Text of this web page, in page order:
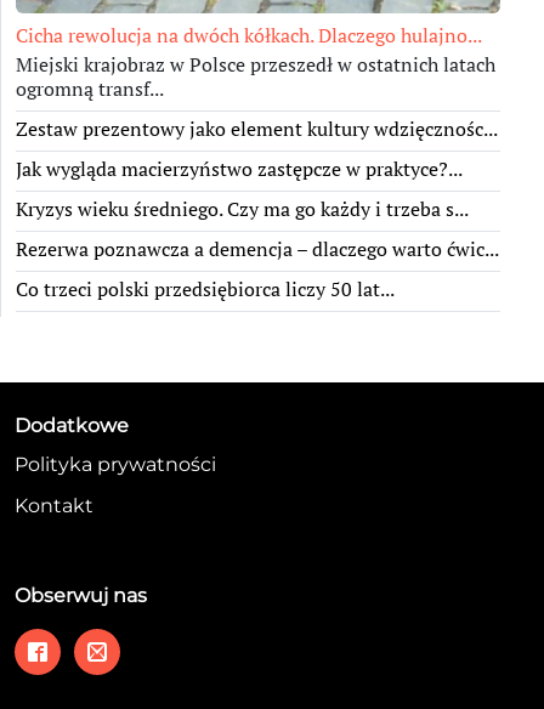
Cicha rewolucja na dwóch kółkach. Dlaczego hulajno...
Miejski krajobraz w Polsce przeszedł w ostatnich latach
ogromną transf...
Zestaw prezentowy jako element kultury wdzięcznośc...
Jak wygląda macierzyństwo zastępcze w praktyce?...
Kryzys wieku średniego. Czy ma go każdy i trzeba s...
Rezerwa poznawcza a demencja – dlaczego warto ćwic...
Co trzeci polski przedsiębiorca liczy 50 lat...
Dodatkowe
Polityka prywatności
Kontakt
Obserwuj nas